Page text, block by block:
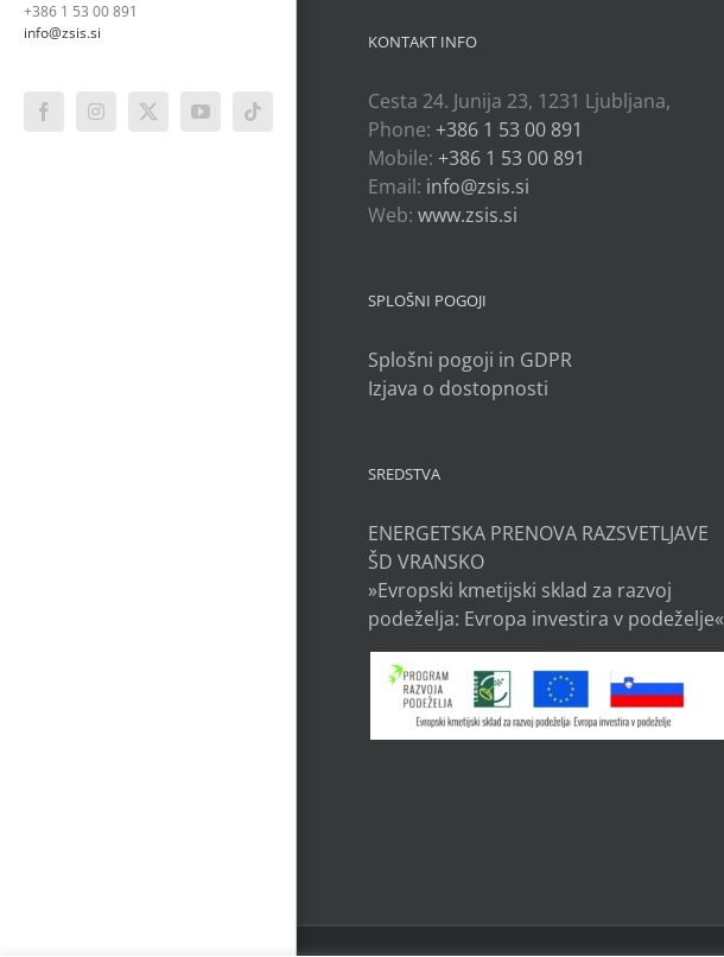
+386 1 53 00 891
info@zsis.si
FacebookInstagram
X YouTubeTiktok
KONTAKT INFO
Cesta 24. Junija 23, 1231 Ljubljana,
Phone: +386 1 53 00 891
Mobile: +386 1 53 00 891
Email: info@zsis.si
Web: www.zsis.si
SPLOŠNI POGOJI
Splošni pogoji in GDPR
Izjava o dostopnosti
SREDSTVA
ENERGETSKA PRENOVA RAZSVETLJAVE
ŠD VRANSKO
»Evropski kmetijski sklad za razvoj
podeželja: Evropa investira v podeželje«